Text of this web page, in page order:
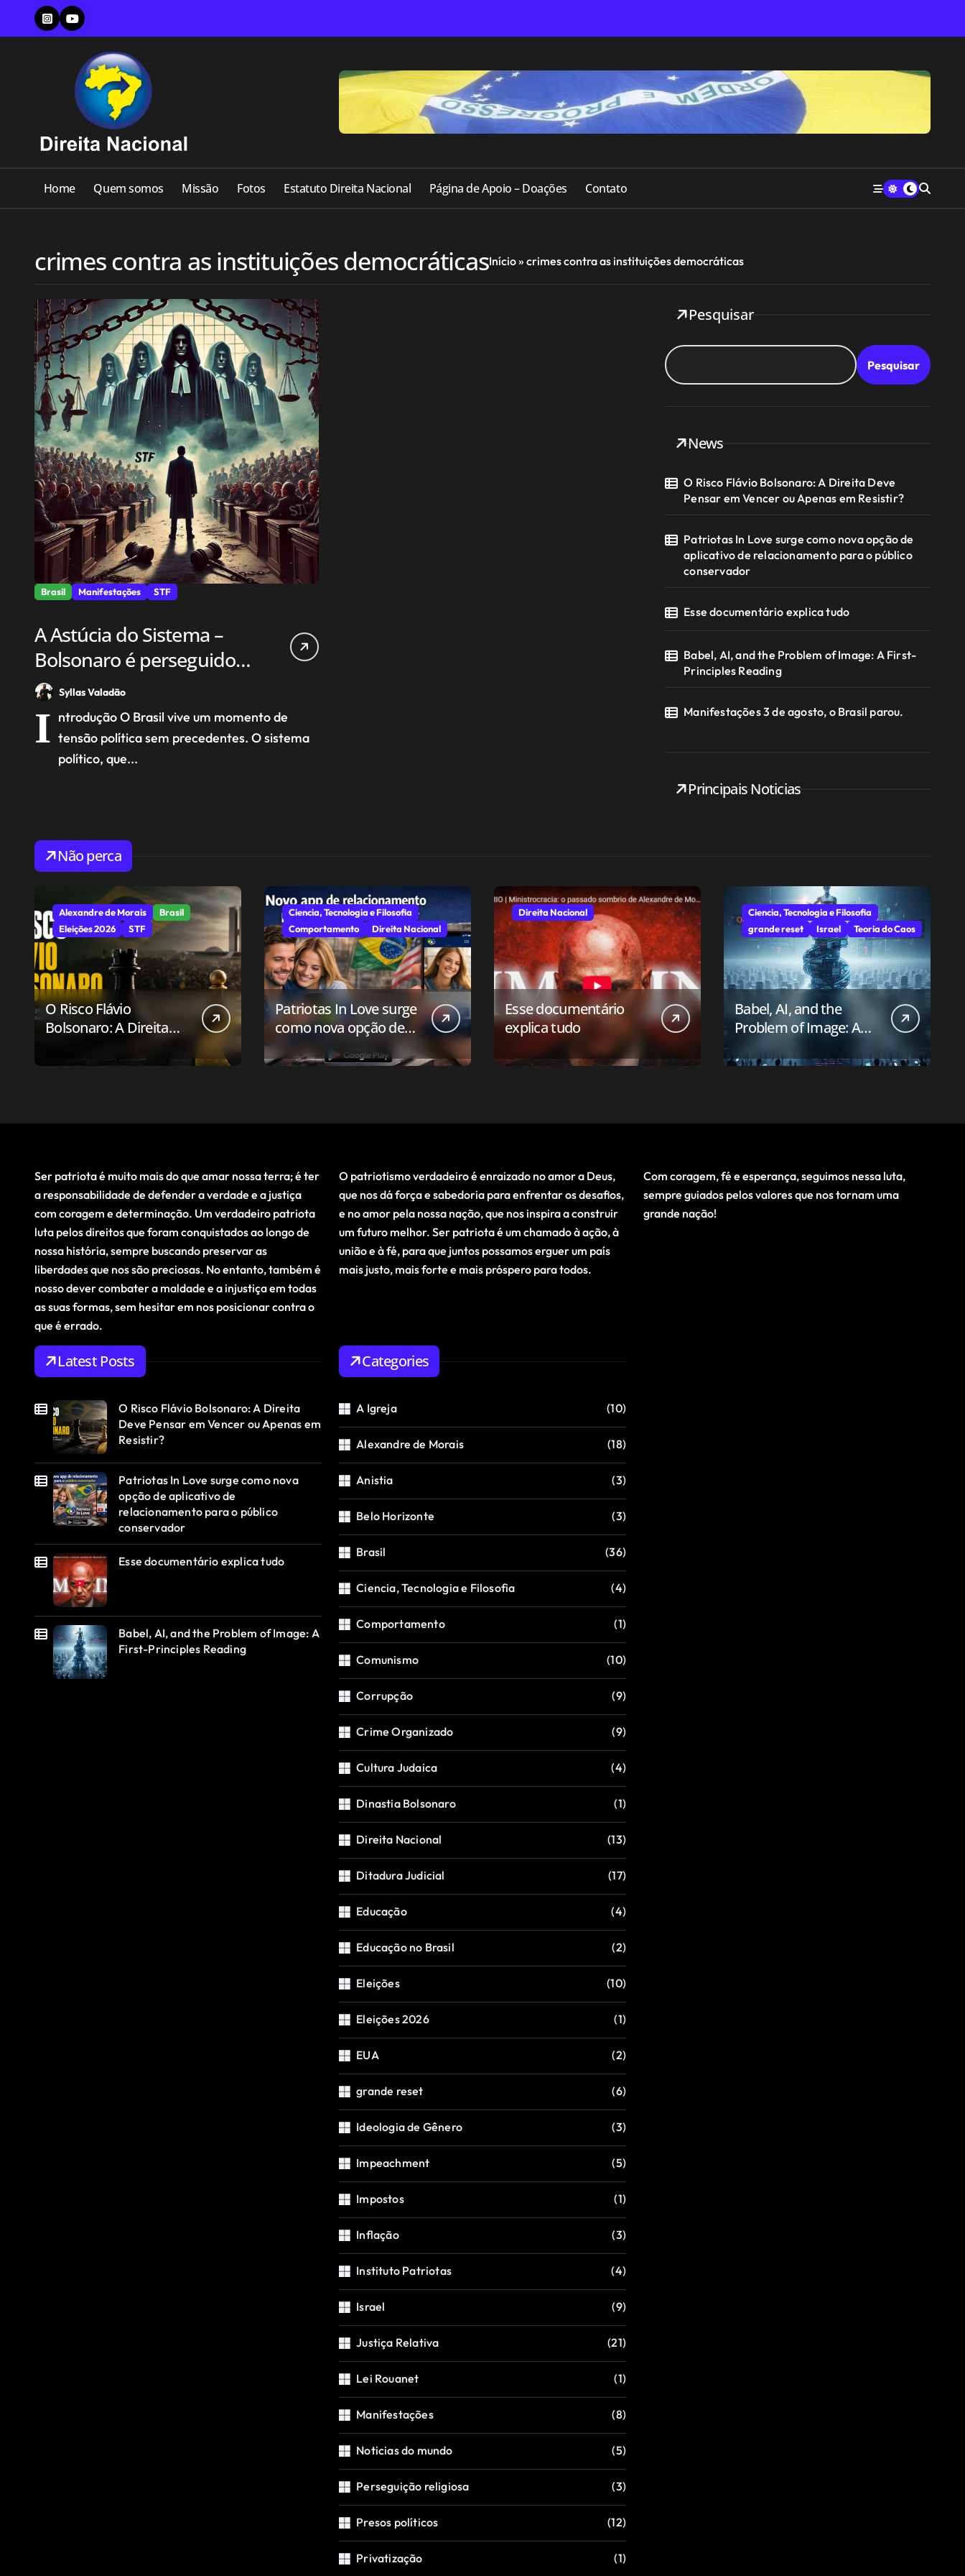
content
Home Quem somos Missão Fotos Estatuto Direita Nacional Página de Apoio – Doações Contato
crimes contra as instituições democráticasInício» crimes contra as instituições democráticas
Brasil Manifestações STF
A Astúcia do Sistema –
Bolsonaro é perseguido
por lei que ele mesmo
aprovou
Syllas Valadão
I ntrodução O Brasil vive um momento de
tensão política sem precedentes. O sistema
político, que...
Pesquisar
Pesquisar
News
O Risco Flávio Bolsonaro: A Direita Deve
Pensar em Vencer ou Apenas em Resistir?
Patriotas In Love surge como nova opção de
aplicativo de relacionamento para o público
conservador
Esse documentário explica tudo
Babel, AI, and the Problem of Image: A First-
Principles Reading
Manifestações 3 de agosto, o Brasil parou.
Principais Noticias
Não perca
Alexandre de Morais
Brasil
Eleições 2026
STF
O Risco Flávio
Bolsonaro: A Direita
Vencer ou Apenas em
Ciencia, Tecnologia e Filosofia
Comportamento
Direita Nacional
Patriotas In Love surge
como nova opção de
aplicativo de
relacionamento para o
Direita Nacional
Esse documentário
explica tudo
Ciencia, Tecnologia e Filosofia
grande reset
Israel Teoria do Caos
Babel, AI, and the
Problem of Image: A
Ser patriota é muito mais do que amar nossa terra; é ter
a responsabilidade de defender a verdade e a justiça
com coragem e determinação. Um verdadeiro patriota
luta pelos direitos que foram conquistados ao longo de
nossa história, sempre buscando preservar as
liberdades que nos são preciosas. No entanto, também é
nosso dever combater a maldade e a injustiça em todas
as suas formas, sem hesitar em nos posicionar contra o
que é errado.
O patriotismo verdadeiro é enraizado no amor a Deus,
que nos dá força e sabedoria para enfrentar os desafios,
e no amor pela nossa nação, que nos inspira a construir
um futuro melhor. Ser patriota é um chamado à ação, à
união e à fé, para que juntos possamos erguer um país
mais justo, mais forte e mais próspero para todos.
Com coragem, fé e esperança, seguimos nessa luta,
sempre guiados pelos valores que nos tornam uma
grande nação!
Latest Posts
O Risco Flávio Bolsonaro: A Direita
Deve Pensar em Vencer ou Apenas em
Resistir?
Patriotas In Love surge como nova
opção de aplicativo de
relacionamento para o público
conservador
Esse documentário explica tudo
Babel, AI, and the Problem of Image: A
First-Principles Reading
Categories
A Igreja (10)
Alexandre de Morais (18)
Anistia (3)
Belo Horizonte (3)
Brasil (36)
Ciencia, Tecnologia e Filosofia (4)
Comportamento (1)
Comunismo (10)
Corrupção (9)
Crime Organizado (9)
Cultura Judaica (4)
Dinastia Bolsonaro (1)
Direita Nacional (13)
Ditadura Judicial (17)
Educação (4)
Educação no Brasil (2)
Eleições (10)
Eleições 2026 (1)
EUA (2)
grande reset (6)
Ideologia de Gênero (3)
Impeachment (5)
Impostos (1)
Inflação (3)
Instituto Patriotas (4)
Israel (9)
Justiça Relativa (21)
Lei Rouanet (1)
Manifestações (8)
Noticias do mundo (5)
Perseguição religiosa (3)
Presos políticos (12)
Privatização (1)